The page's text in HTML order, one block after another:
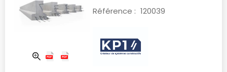
Référence : 120039